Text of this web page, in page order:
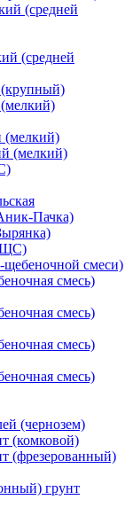
(средней
(средней
(крупный)
(мелкий)
(мелкий)
Пачка)
смеси)
смесь)
смесь)
смесь)
смесь)
(чернозем)
(комковой)
(фрезерованный)
грунт